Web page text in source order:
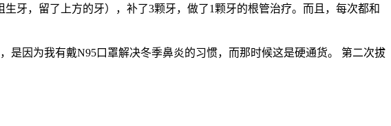
牙，留了上方的牙），补了3颗牙，做了1颗牙的根管治疗。而且，每次都和
因为我有戴N95口罩解决冬季鼻炎的习惯，而那时候这是硬通货。 第二次拔